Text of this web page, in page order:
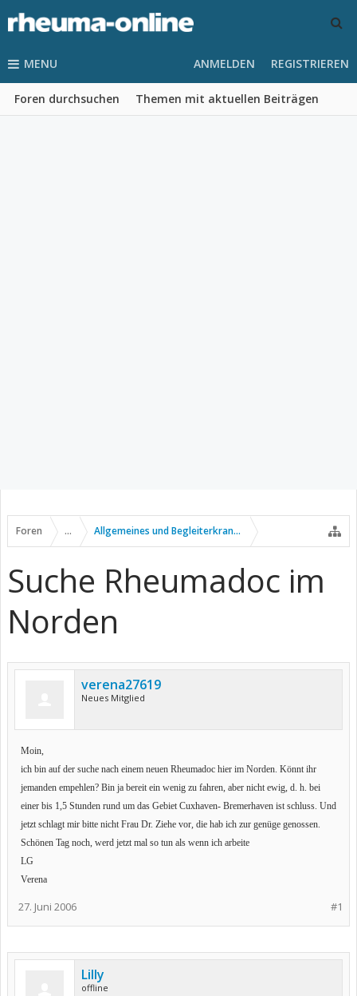
MENU
Foren durchsuchen Themen mit aktuellen Beiträgen
ANMELDEN REGISTRIEREN
Foren ... Allgemeines und Begleiterkrankungen
Suche Rheumadoc im
Norden
verena27619
Neues Mitglied
Moin,
ich bin auf der suche nach einem neuen Rheumadoc hier im Norden. Könnt ihr
jemanden empehlen? Bin ja bereit ein wenig zu fahren, aber nicht ewig, d. h. bei
einer bis 1,5 Stunden rund um das Gebiet Cuxhaven- Bremerhaven ist schluss. Und
jetzt schlagt mir bitte nicht Frau Dr. Ziehe vor, die hab ich zur genüge genossen.
Schönen Tag noch, werd jetzt mal so tun als wenn ich arbeite
LG
Verena
#1
27. Juni 2006
Lilly
offline